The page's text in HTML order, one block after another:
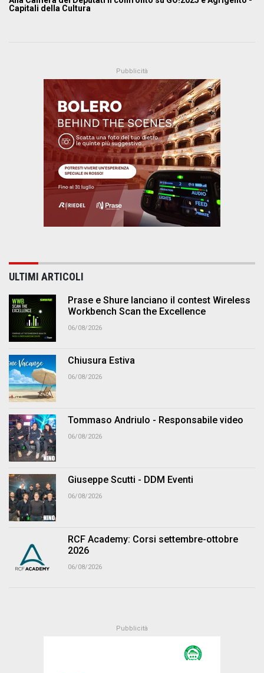
Capitali della Cultura
ULTIMI ARTICOLI
Prase e Shure lanciano il contest Wireless
Workbench Scan the Excellence
06/08/2026
Chiusura Estiva
06/08/2026
Tommaso Andriulo - Responsabile video
06/08/2026
Giuseppe Scutti - DDM Eventi
06/08/2026
RCF Academy: Corsi settembre-ottobre
2026
06/08/2026